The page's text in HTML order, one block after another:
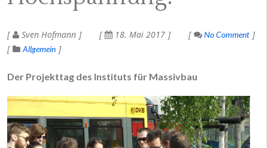
Sven Hofmann 18. Mai 2017
No Comment
Allgemein
Der Projekttag des Instituts für Massivbau